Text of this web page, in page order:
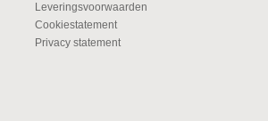
Leveringsvoorwaarden
Cookiestatement
Privacy statement